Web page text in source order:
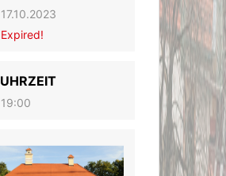
17.10.2023
Expired!
UHRZEIT
19:00